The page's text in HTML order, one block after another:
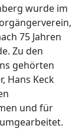
wurde im
75 Jahren
Zu den
gehörten
Hans Keck
und für